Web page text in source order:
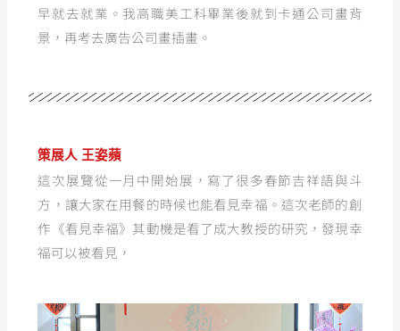
早就去就業。我高職美工科畢業後就到卡通公司畫背
景，再考去廣告公司畫插畫。
策展人 王姿蘋
這次展覽從一月中開始展，寫了很多春節吉祥語與斗
方，讓大家在用餐的時候也能看見幸福。這次老師的創
作《看見幸福》其動機是看了成大教授的研究，發現幸
福可以被看見，